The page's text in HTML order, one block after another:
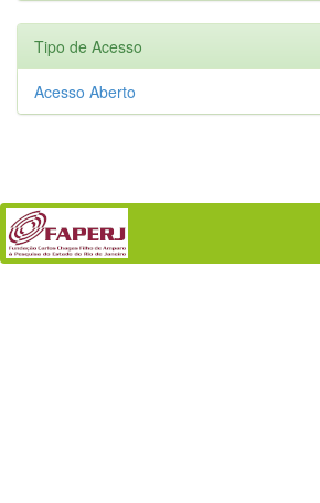
Tipo de Acesso
Acesso Aberto